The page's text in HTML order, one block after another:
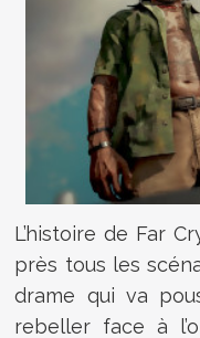
L’histoire de Far
près tous les
drame qui va
rebeller face à